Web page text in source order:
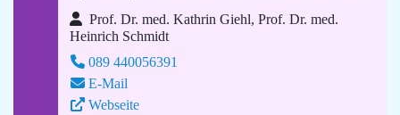
Prof. Dr. med. Kathrin Giehl, Prof. Dr. med.
Heinrich Schmidt
089 440056391
E-Mail
Webseite